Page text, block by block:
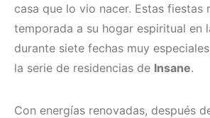
casa que lo vio nacer. Estas fiestas
temporada a su hogar espiritual en
durante siete fechas muy
la serie de residencias de Insane.
Con energías renovadas, después